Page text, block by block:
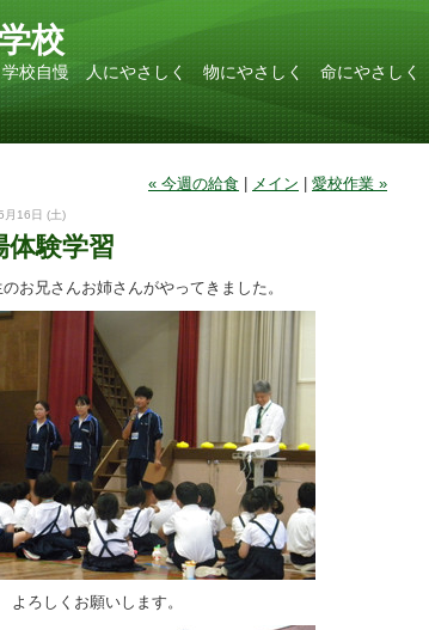
校
学校自慢 人にやさしく 物にやさしく 命にやさしく
« 今週の給食 メイン 愛校作業 »
月16日 (土)
体験学習
お兄さんお姉さんがやってきました。
ろしくお願いします。